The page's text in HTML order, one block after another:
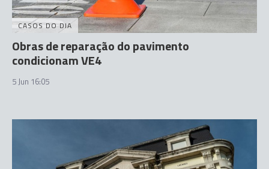
CASOS DO DIA
Obras de reparação do pavimento
condicionam VE4
5 Jun 16:05